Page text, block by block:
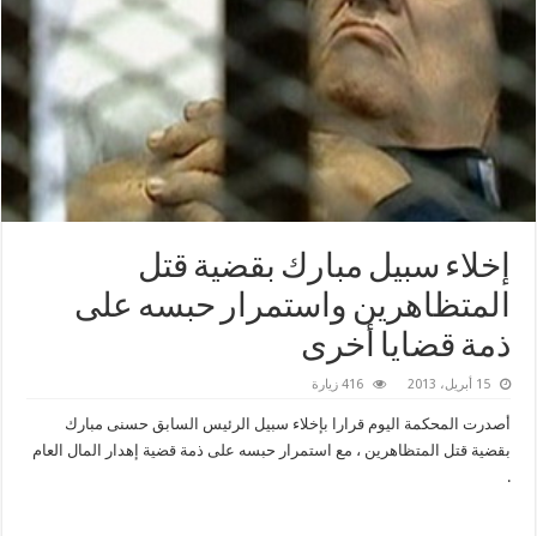
إخلاء سبيل مبارك بقضية قتل
المتظاهرين واستمرار حبسه على
ذمة قضايا أخرى
15 أبريل، 2013 416 زيارة
أصدرت المحكمة اليوم قرارا بإخلاء سبيل الرئيس السابق حسنى مبارك
بقضية قتل المتظاهرين ، مع استمرار حبسه على ذمة قضية إهدار المال العام
.